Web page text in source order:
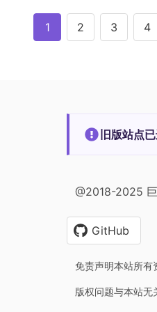
1 2 3 4
旧版站点
@2018-2025
GitHub
免责声明本站所有
版权问题与本站无